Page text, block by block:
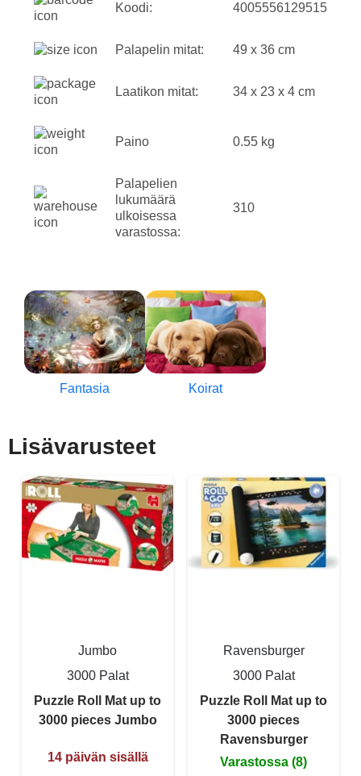
Koodi: 4005556129515
Palapelin mitat: 49 x 36 cm
Laatikon mitat: 34 x 23 x 4 cm
Paino 0.55 kg
Palapelien
lukumäärä
ulkoisessa
varastossa:
310
Fantasia Koirat
Lisävarusteet
Jumbo
3000 Palat
Puzzle Roll Mat up to
3000 pieces Jumbo
14 päivän sisällä
Ravensburger
3000 Palat
Puzzle Roll Mat up to
3000 pieces
Ravensburger
Varastossa (8)